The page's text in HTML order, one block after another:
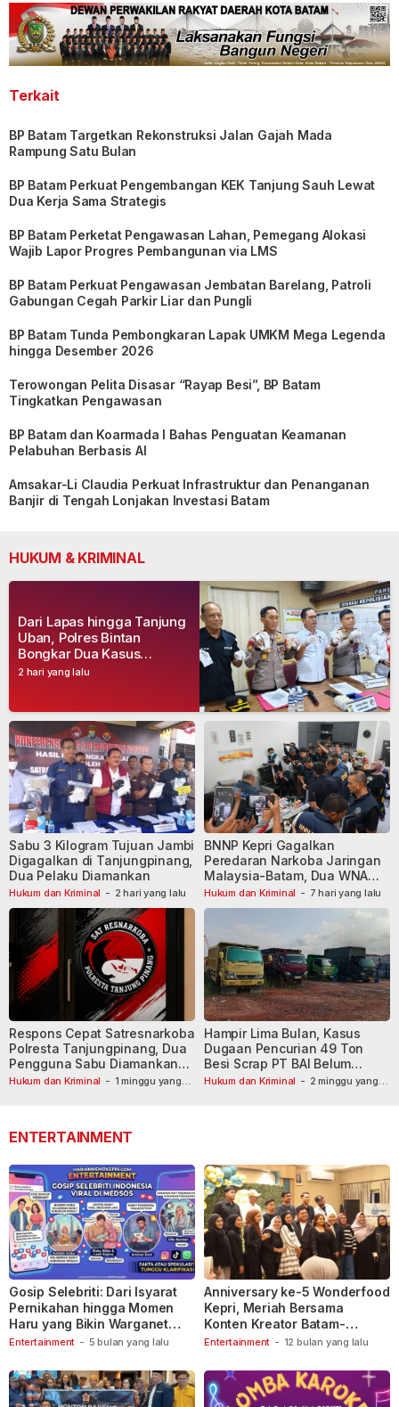
Terkait
BP Batam Targetkan Rekonstruksi Jalan Gajah Mada
Rampung Satu Bulan
BP Batam Perkuat Pengembangan KEK Tanjung Sauh Lewat
Dua Kerja Sama Strategis
BP Batam Perketat Pengawasan Lahan, Pemegang Alokasi
Wajib Lapor Progres Pembangunan via LMS
BP Batam Perkuat Pengawasan Jembatan Barelang, Patroli
Gabungan Cegah Parkir Liar dan Pungli
BP Batam Tunda Pembongkaran Lapak UMKM Mega Legenda
hingga Desember 2026
Terowongan Pelita Disasar “Rayap Besi”, BP Batam
Tingkatkan Pengawasan
BP Batam dan Koarmada I Bahas Penguatan Keamanan
Pelabuhan Berbasis AI
Amsakar-Li Claudia Perkuat Infrastruktur dan Penanganan
Banjir di Tengah Lonjakan Investasi Batam
HUKUM & KRIMINAL
2 hari yang lalu
Dari Lapas hingga Tanjung
Uban, Polres Bintan
Bongkar Dua Kasus
Narkoba, Empat Tersangka
Hukum dan Kriminal - 2 hari yang lalu
Sabu 3 Kilogram Tujuan Jambi
Digagalkan di Tanjungpinang,
Dua Pelaku Diamankan
Hukum dan Kriminal - 7 hari yang lalu
BNNP Kepri Gagalkan
Peredaran Narkoba Jaringan
Malaysia-Batam, Dua WNA
Masih Diburu
Hukum dan Kriminal - 1 minggu yang
Respons Cepat Satresnarkoba
Polresta Tanjungpinang, Dua
Pengguna Sabu Diamankan
Usai Dilaporkan ke Call Center
Hukum dan Kriminal - 2 minggu yang
Hampir Lima Bulan, Kasus
Dugaan Pencurian 49 Ton
Besi Scrap PT BAI Belum
Tetapkan Tersangka
ENTERTAINMENT
Entertainment - 5 bulan yang lalu
Gosip Selebriti: Dari Isyarat
Pernikahan hingga Momen
Haru yang Bikin Warganet
Berspekulasi
Entertainment - 12 bulan yang lalu
Anniversary ke-5 Wonderfood
Kepri, Meriah Bersama
Konten Kreator Batam-
Tanjungpinang